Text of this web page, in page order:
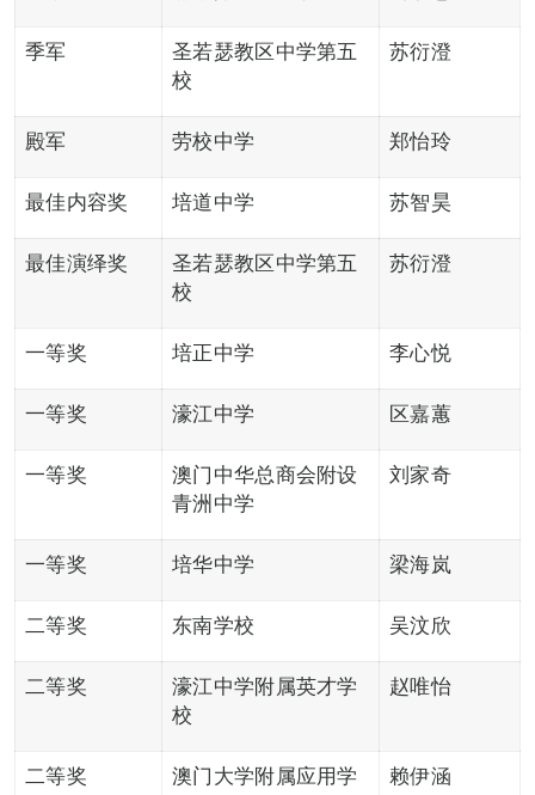
季军
圣若瑟教区中学第五
校
苏衍澄
殿军 劳校中学 郑怡玲
最佳内容奖 培道中学 苏智昊
最佳演绎奖
圣若瑟教区中学第五
校
苏衍澄
一等奖 培正中学 李心悦
一等奖 濠江中学 区嘉蕙
一等奖
澳门中华总商会附设
青洲中学
刘家奇
一等奖 培华中学 梁海岚
二等奖 东南学校 吴汶欣
二等奖
濠江中学附属英才学
校
赵唯怡
二等奖
澳门大学附属应用学
赖伊涵